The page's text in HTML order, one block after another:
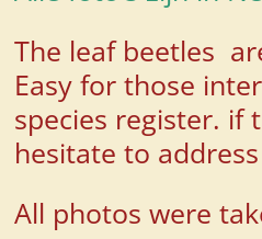
The leaf beetles
Easy for those
species register. if
hesitate to address
All photos were